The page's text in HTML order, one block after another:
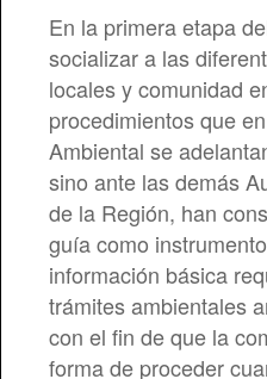
En la primera etapa
socializar a las
locales y comunidad
procedimientos que
Ambiental se
sino ante las demás
de la Región, han
guía como
información básica
trámites ambientales
con el fin de que la
forma de proceder